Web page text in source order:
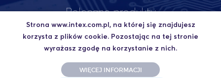
Polecane produkty
Strona www.intex.com.pl, na której się znajdujesz
korzysta z plików cookie. Pozostając na tej stronie
wyrażasz zgodę na korzystanie z nich.
WIĘCEJ INFORMACJI